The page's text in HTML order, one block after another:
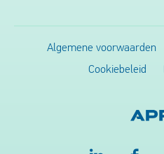
Algemene voorwaarden
Cookiebeleid